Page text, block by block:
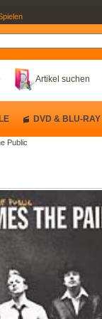
Artikel suchen
Public
DVD & BLU-RAY